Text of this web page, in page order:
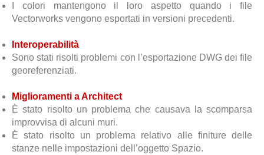
I colori mantengono il loro aspetto quando i file
Vectorworks vengono esportati in versioni precedenti.
Interoperabilità
Sono stati risolti problemi con l’esportazione DWG dei file
georeferenziati.
Miglioramenti a Architect
È stato risolto un problema che causava la scomparsa
improvvisa di alcuni muri.
È stato risolto un problema relativo alle finiture delle
stanze nelle impostazioni dell’oggetto Spazio.